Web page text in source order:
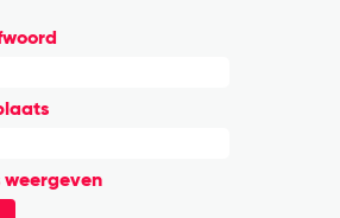
weergeven